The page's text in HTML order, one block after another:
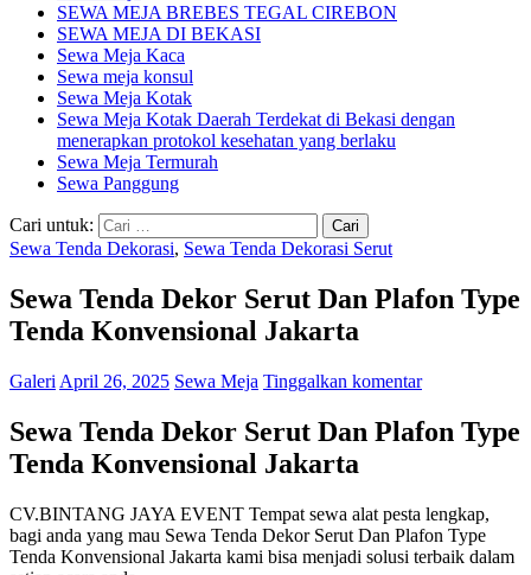
SEWA MEJA BREBES TEGAL CIREBON
SEWA MEJA DI BEKASI
Sewa Meja Kaca
Sewa meja konsul
Sewa Meja Kotak
Sewa Meja Kotak Daerah Terdekat di Bekasi dengan
menerapkan protokol kesehatan yang berlaku
Sewa Meja Termurah
Sewa Panggung
Cari untuk:
Sewa Tenda Dekorasi, Sewa Tenda Dekorasi Serut
Sewa Tenda Dekor Serut Dan Plafon Type
Tenda Konvensional Jakarta
Galeri April 26, 2025 Sewa Meja Tinggalkan komentar
Sewa Tenda Dekor Serut Dan Plafon Type
Tenda Konvensional Jakarta
CV.BINTANG JAYA EVENT Tempat sewa alat pesta lengkap,
bagi anda yang mau Sewa Tenda Dekor Serut Dan Plafon Type
Tenda Konvensional Jakarta kami bisa menjadi solusi terbaik dalam